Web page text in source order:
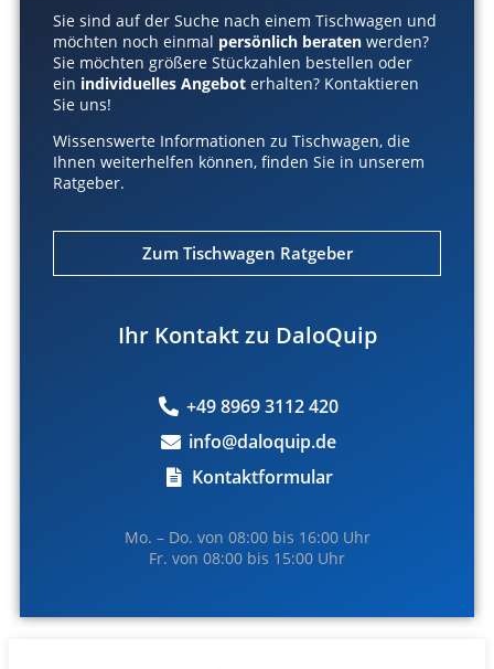
Sie sind auf der Suche nach einem Tischwagen und
möchten noch einmal persönlich beraten werden?
Sie möchten größere Stückzahlen bestellen oder
ein individuelles Angebot erhalten? Kontaktieren
Sie uns!
Wissenswerte Informationen zu Tischwagen, die
Ihnen weiterhelfen können, finden Sie in unserem
Ratgeber.
Zum Tischwagen Ratgeber
Ihr Kontakt zu DaloQuip
+49 8969 3112 420
info@daloquip.de
Kontaktformular
Mo. – Do. von 08:00 bis 16:00 Uhr
Fr. von 08:00 bis 15:00 Uhr